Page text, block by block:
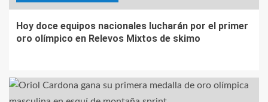
Hoy doce equipos nacionales lucharán por el primer
oro olímpico en Relevos Mixtos de skimo